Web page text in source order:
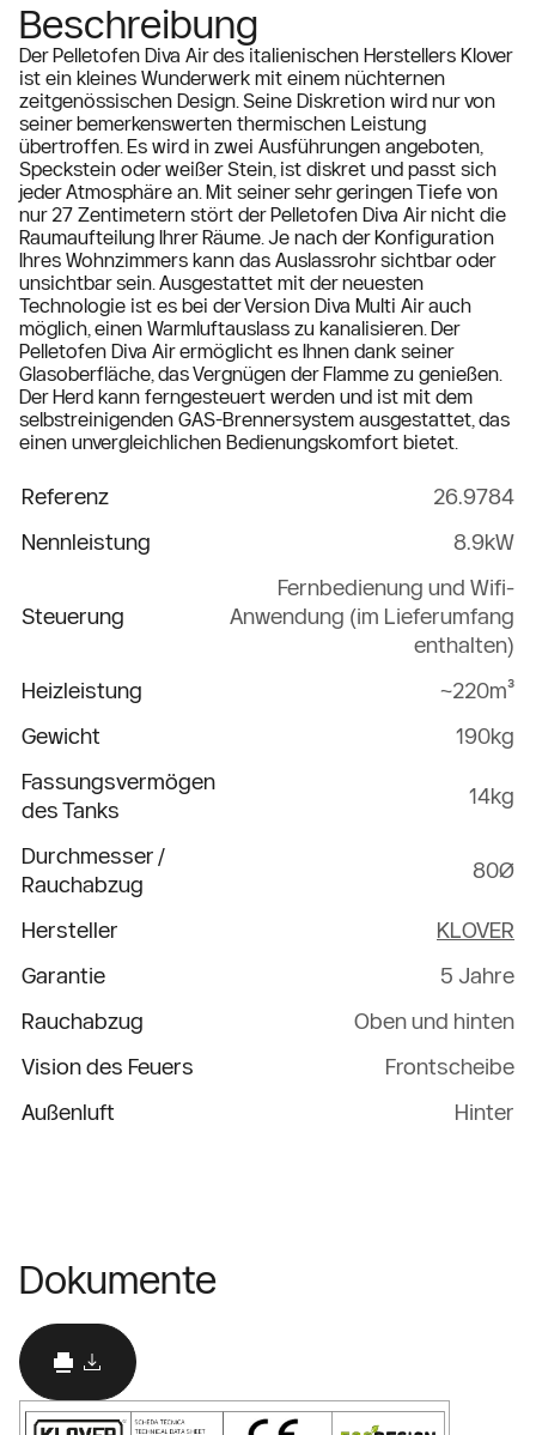
Beschreibung
Der Pelletofen Diva Air des italienischen Herstellers Klover
ist ein kleines Wunderwerk mit einem nüchternen
zeitgenössischen Design. Seine Diskretion wird nur von
seiner bemerkenswerten thermischen Leistung
übertroffen. Es wird in zwei Ausführungen angeboten,
Speckstein oder weißer Stein, ist diskret und passt sich
jeder Atmosphäre an. Mit seiner sehr geringen Tiefe von
nur 27 Zentimetern stört der Pelletofen Diva Air nicht die
Raumaufteilung Ihrer Räume. Je nach der Konfiguration
Ihres Wohnzimmers kann das Auslassrohr sichtbar oder
unsichtbar sein. Ausgestattet mit der neuesten
Technologie ist es bei der Version Diva Multi Air auch
möglich, einen Warmluftauslass zu kanalisieren. Der
Pelletofen Diva Air ermöglicht es Ihnen dank seiner
Glasoberfläche, das Vergnügen der Flamme zu genießen.
Der Herd kann ferngesteuert werden und ist mit dem
selbstreinigenden GAS-Brennersystem ausgestattet, das
einen unvergleichlichen Bedienungskomfort bietet.
Referenz
26.9784
Nennleistung
8.9kW
Steuerung
Fernbedienung und Wifi-
Anwendung (im Lieferumfang
enthalten)
Heizleistung
~220m³
Gewicht
190kg
Fassungsvermögen
des Tanks
14kg
Durchmesser /
Rauchabzug
80Ø
Hersteller
KLOVER
Garantie
5 Jahre
Rauchabzug
Oben und hinten
Vision des Feuers
Frontscheibe
Außenluft
Hinter
Dokumente